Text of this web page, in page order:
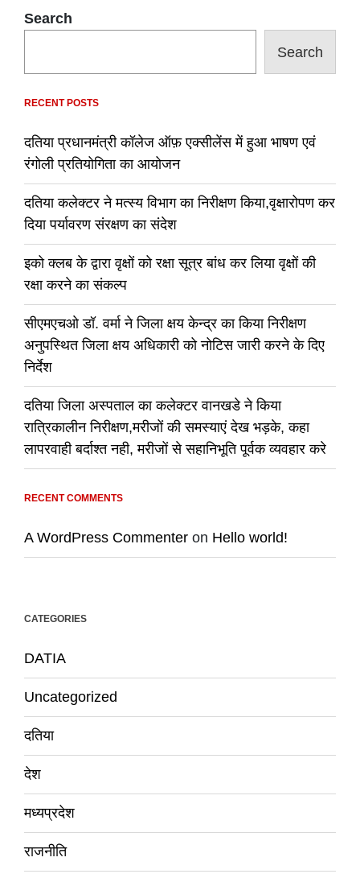
Search
Search
RECENT POSTS
दतिया प्रधानमंत्री कॉलेज ऑफ़ एक्सीलेंस में हुआ भाषण एवं
रंगोली प्रतियोगिता का आयोजन
दतिया कलेक्टर ने मत्स्य विभाग का निरीक्षण किया,वृक्षारोपण कर
दिया पर्यावरण संरक्षण का संदेश
इको क्लब के द्वारा वृक्षों को रक्षा सूत्र बांध कर लिया वृक्षों की
रक्षा करने का संकल्प
सीएमएचओ डॉ. वर्मा ने जिला क्षय केन्द्र का किया निरीक्षण
अनुपस्थित जिला क्षय अधिकारी को नोटिस जारी करने के दिए
निर्देश
दतिया जिला अस्पताल का कलेक्टर वानखडे ने किया
रात्रिकालीन निरीक्षण,मरीजों की समस्याएं देख भड़के, कहा
लापरवाही बर्दाश्त नही, मरीजों से सहानिभूति पूर्वक व्यवहार करे
RECENT COMMENTS
A WordPress Commenter on Hello world!
CATEGORIES
DATIA
Uncategorized
दतिया
देश
मध्यप्रदेश
राजनीति